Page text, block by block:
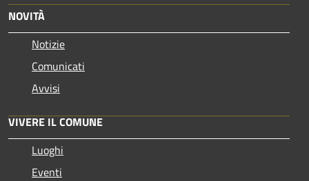
NOVITÀ
Notizie
Comunicati
Avvisi
VIVERE IL COMUNE
Luoghi
Eventi